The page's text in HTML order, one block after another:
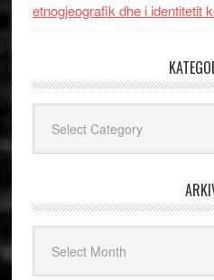
etnogjeografik dhe i identitetit